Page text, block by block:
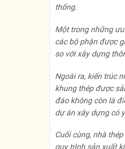
thống.
Một trong những
các bộ phận được
so với xây dựng
Ngoài ra, kiến trúc
khung thép được
đáo không còn là
dự án xây dựng có
Cuối cùng, nhà
quy trình sản xuất